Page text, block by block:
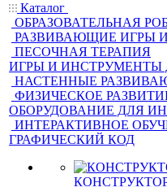
Каталог
ОБРАЗОВАТЕЛЬНАЯ
РАЗВИВАЮЩИЕ ИГРЫ
ПЕСОЧНАЯ ТЕРАПИЯ
ИГРЫ И ИНСТРУМЕНТЫ
НАСТЕННЫЕ
ФИЗИЧЕСКОЕ
ОБОРУДОВАНИЕ ДЛЯ
ИНТЕРАКТИВНОЕ
ГРАФИЧЕСКИЙ КОД